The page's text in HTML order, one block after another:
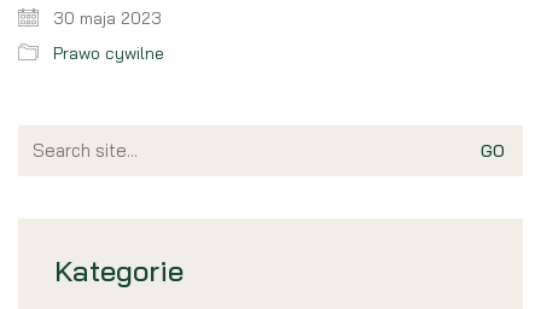
30 maja 2023
Prawo cywilne
for:
Kategorie